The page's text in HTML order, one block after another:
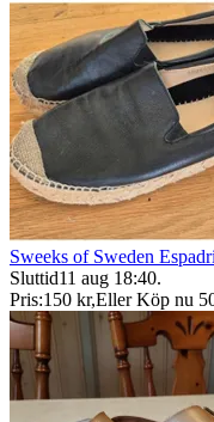
Sweeks of Sweden
Sluttid11 aug 18:40.
Pris:150 kr,Eller Köp nu